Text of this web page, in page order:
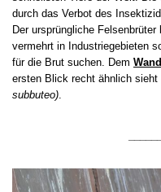
durch das Verbot des
Der ursprüngliche
vermehrt in Industriegebieten
für die Brut suchen. Dem
ersten Blick recht ähnlich sieht
subbuteo).